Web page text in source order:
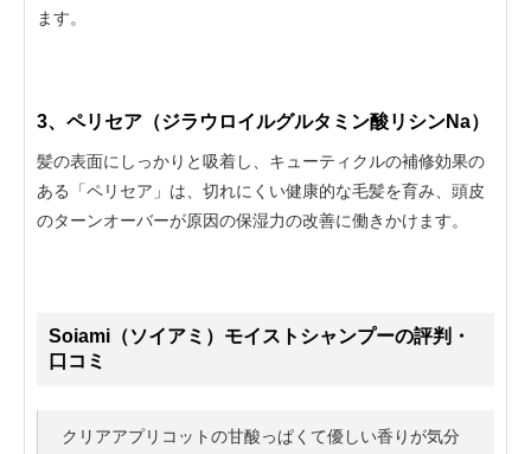
ます。
3、ペリセア（ジラウロイルグルタミン酸リシンNa）
髪の表面にしっかりと吸着し、キューティクルの補修効果の
ある「ペリセア」は、切れにくい健康的な毛髪を育み、頭皮
のターンオーバーが原因の保湿力の改善に働きかけます。
Soiami（ソイアミ）モイストシャンプーの評判・
口コミ
クリアアプリコットの甘酸っぱくて優しい香りが気分